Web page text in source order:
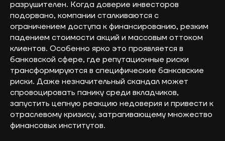
разрушителен. Когда доверие инвесторов
подорвано, компании сталкиваются с
ограничением доступа к финансированию, резким
падением стоимости акций и массовым оттоком
клиентов. Особенно ярко это проявляется в
банковской сфере, где репутационные риски
трансформируются в специфические банковские
риски. Даже незначительный скандал может
спровоцировать панику среди вкладчиков,
запустить цепную реакцию недоверия и привести к
отраслевому кризису, затрагивающему множество
финансовых институтов.